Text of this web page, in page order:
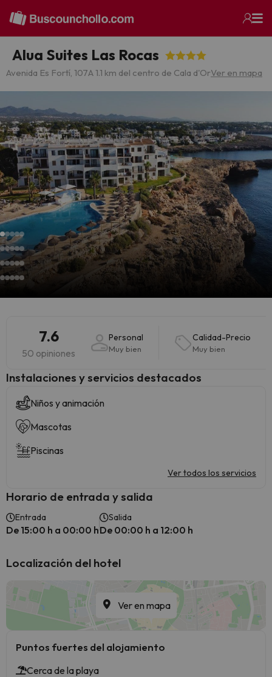
Alua Suites Las Rocas
Avenida Es Fortí, 107A 1.1 km del centro de Cala d'OrVer en mapa
7.6
50 opiniones
Personal
Muy bien
Calidad-Precio
Muy bien
Instalaciones y servicios destacados
Niños y animación
Mascotas
Piscinas
Ver todos los servicios
Horario de entrada y salida
Entrada
De 15:00 h a 00:00 h
Salida
De 00:00 h a 12:00 h
Localización del hotel
Ver en mapa
Puntos fuertes del alojamiento
Cerca de la playa